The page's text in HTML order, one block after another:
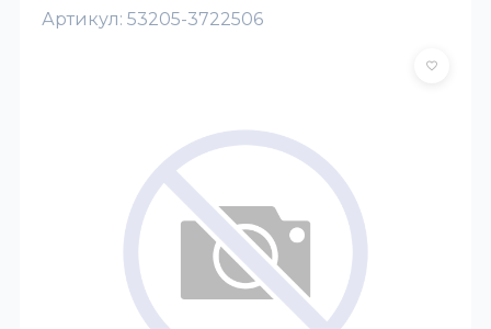
Артикул: 53205-3722506